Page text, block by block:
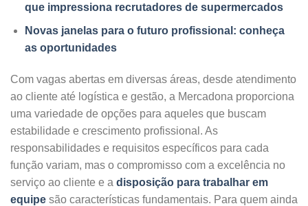
que impressiona recrutadores de supermercados
Novas janelas para o futuro profissional: conheça
as oportunidades
Com vagas abertas em diversas áreas, desde atendimento
ao cliente até logística e gestão, a Mercadona proporciona
uma variedade de opções para aqueles que buscam
estabilidade e crescimento profissional. As
responsabilidades e requisitos específicos para cada
função variam, mas o compromisso com a excelência no
serviço ao cliente e a disposição para trabalhar em
equipe são características fundamentais. Para quem ainda